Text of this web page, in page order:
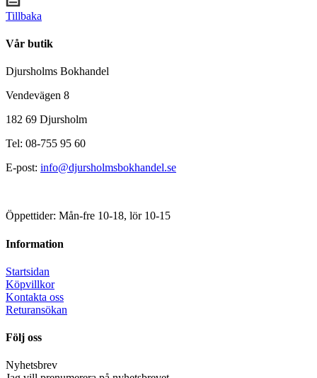
Tillbaka
Vår butik
Djursholms Bokhandel
Vendevägen 8
182 69 Djursholm
Tel: 08-755 95 60
E-post: info@djursholmsbokhandel.se
Öppettider: Mån-fre 10-18, lör 10-15
Information
Startsidan
Köpvillkor
Kontakta oss
Returansökan
Följ oss
Nyhetsbrev